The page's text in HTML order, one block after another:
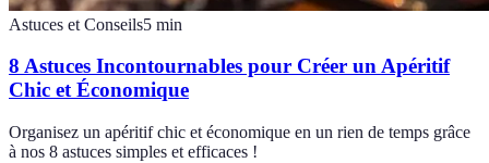
Astuces et Conseils5 min
8 Astuces Incontournables pour Créer un Apéritif
Chic et Économique
Organisez un apéritif chic et économique en un rien de temps grâce
à nos 8 astuces simples et efficaces !